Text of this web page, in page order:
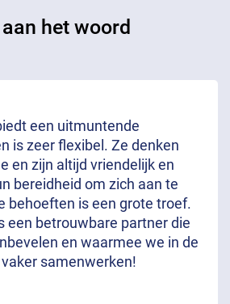
het woord
een uitmuntende
is zeer flexibel. Ze denken
en zijn altijd vriendelijk en
bereidheid om zich aan te
behoeften is een grote troef.
een betrouwbare partner die
en waarmee we in de
samenwerken!